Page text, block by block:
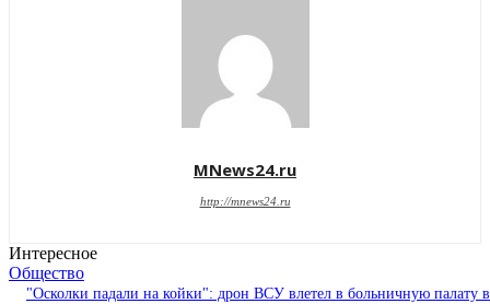
MNews24.ru
http://mnews24.ru
Интересное
Общество
"Осколки падали на койки": дрон ВСУ влетел в больничную палату в